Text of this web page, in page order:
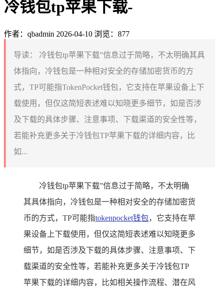
冷钱包tp苹果下载-
作者：qbadmin 2026-04-10 浏览：877
导读：
冷钱包tp苹果下载”信息过于简略，不太明确其具
体指向，冷钱包是一种相对安全的存储加密货币的方
式，TP可能指TokenPocket钱包，它支持在苹果设备上下
载使用，但仅这简短表述难以知晓更多细节，如是否涉
及下载的具体步骤、注意事项、下载渠道的安全性等，
若能补充更多关于冷钱包TP苹果下载的详细内容，比
如...
冷钱包tp苹果下载”信息过于简略，不太明确
其具体指向，冷钱包是一种相对安全的存储加密货
币的方式，TP可能指tokenpocket钱包，它支持在苹
果设备上下载使用，但仅这简短表述难以知晓更多
细节，如是否涉及下载的具体步骤、注意事项、下
载渠道的安全性等，若能补充更多关于冷钱包TP
苹果下载的详细内容，比如相关操作流程、潜在风